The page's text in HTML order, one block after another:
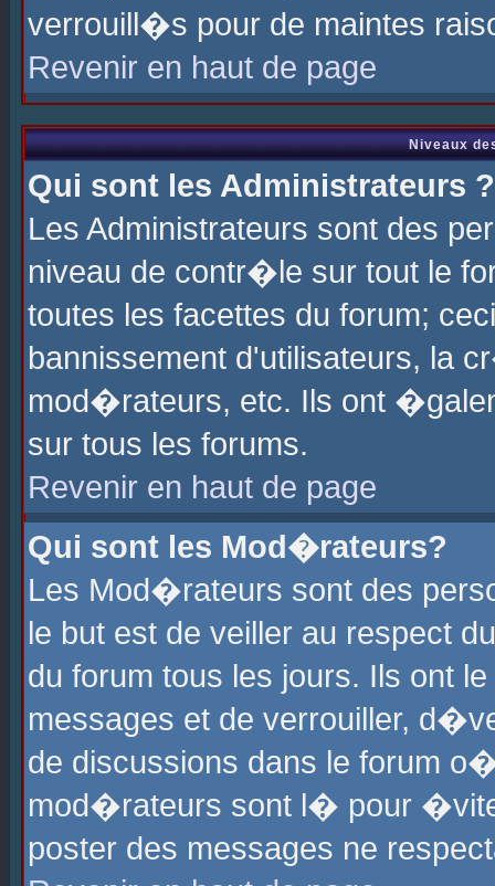
verrouill�s pour de maintes
Revenir en haut de page
Niveaux
Qui sont les Administrateurs ?
Les Administrateurs sont des
niveau de contr�le sur tout le
toutes les facettes du forum;
bannissement d'utilisateurs, la
mod�rateurs, etc. Ils ont
sur tous les forums.
Revenir en haut de page
Qui sont les Mod�rateurs?
Les Mod�rateurs sont des
le but est de veiller au respect
du forum tous les jours. Ils ont
messages et de verrouiller,
de discussions dans le forum
mod�rateurs sont l� pour
poster des messages ne